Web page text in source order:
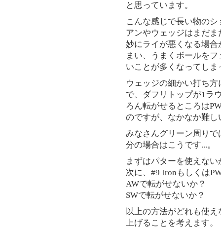
と思っています。
こんな感じで長い物の
アンやウェッジはまだ
妙にライが悪くなる場
まい、うまくボールを
いことが多くなってしま
ウェッジの細かい打ち
で、ダフリトップが1ラ
ろん転がせるところは
のですが、なかなか難
みなさんグリーン周り
分の場合はこうです...。
まずはパターを使えない
次に、#9 Ironもしくは
AWで転がせないか？
SWで転がせないか？
以上の方法がどれも使
上げることを考えます。